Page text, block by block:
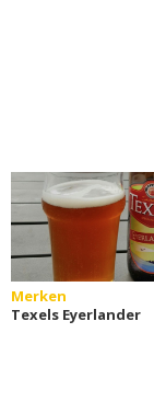
Merken
Texels Eyerlander